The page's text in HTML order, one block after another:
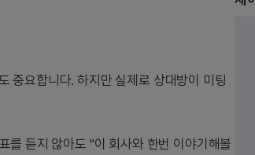
중요합니다. 하지만 실제로 상대방이 미팅
를 듣지 않아도 "이 회사와 한번 이야기해볼